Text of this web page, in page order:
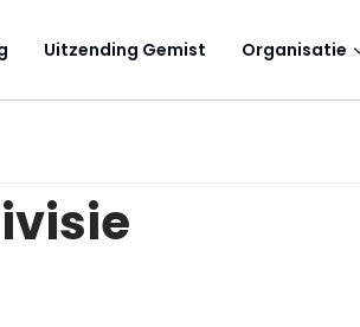
Uitzending Gemist Organisatie